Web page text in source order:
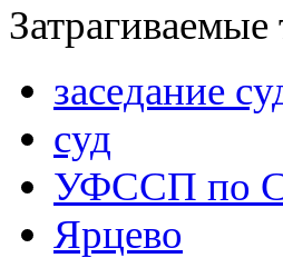
заседание
суд
УФССП по
Ярцево